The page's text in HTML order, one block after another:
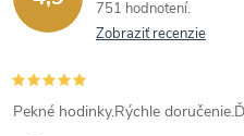
751 hodnotení
Zobraziť recenzie
Pekné hodinky.Rýchle